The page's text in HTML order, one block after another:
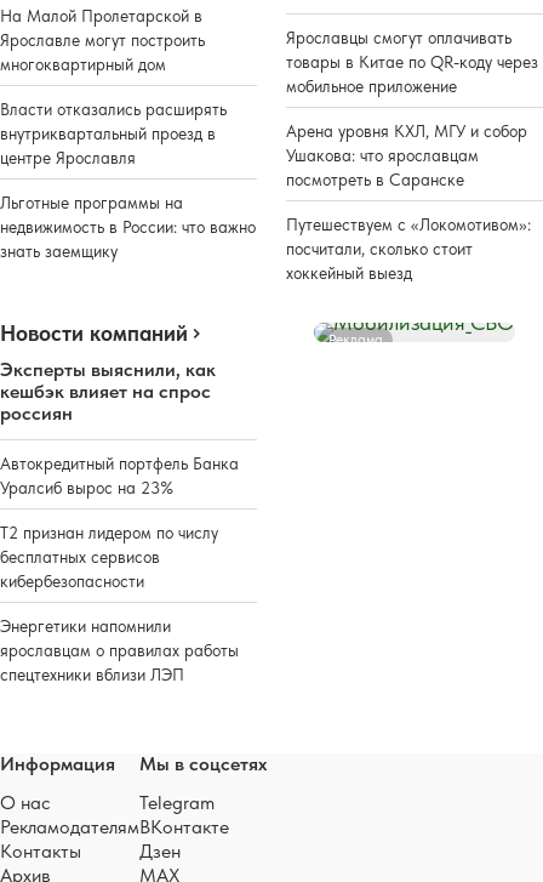
На Малой Пролетарской в
Ярославле могут построить
многоквартирный дом
Власти отказались расширять
внутриквартальный проезд в
центре Ярославля
Льготные программы на
недвижимость в России: что важно
знать заемщику
Ярославцы смогут оплачивать
товары в Китае по QR-коду через
мобильное приложение
Арена уровня КХЛ, МГУ и собор
Ушакова: что ярославцам
посмотреть в Саранске
Путешествуем с «Локомотивом»:
посчитали, сколько стоит
хоккейный выезд
Новости компаний
Эксперты выяснили, как
кешбэк влияет на спрос
россиян
Автокредитный портфель Банка
Уралсиб вырос на 23%
Т2 признан лидером по числу
бесплатных сервисов
кибербезопасности
Энергетики напомнили
ярославцам о правилах работы
спецтехники вблизи ЛЭП
Реклама
Информация
О нас
Рекламодателям
Контакты
Архив
Мы в соцсетях
Telegram
ВКонтакте
Дзен
MAX